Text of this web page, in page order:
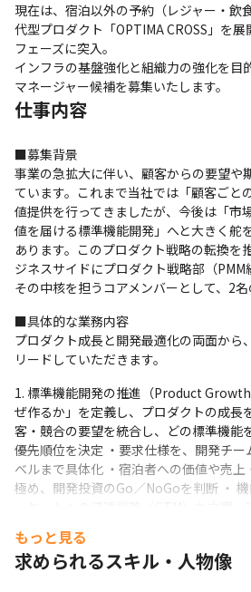
現在は、宿泊以外の予約（レジャー・飲
代型プロダクト「OPTIMA CROSS」を
フェーズに突入。
インフラの基盤強化と組織力の強化を目
マネージャー候補を募集いたします。
仕事内容
■募集背景
事業の急拡大に伴い、顧客からの要望や
ています。これまで当社では「顧客ごと
値提供を行ってきましたが、今後は「市
値を届ける標準機能開発」へと大きく舵
あります。このプロダクト戦略の転換を
ジネスサイドにプロダクト戦略部（PMM
その中核を担うコアメンバーとして、2名
■具体的な業務内容
プロダクト成長と開発最適化の両面から
リードしていただきます。
標準機能開発の推進（Product
ぜ作るか」を定義し、プロダクトの成長
客・競合の要望を統合し、どの標準機能
優先順位を決定 ・要求仕様を、開発チ
ベルまで具体化 ・宿泊者への価値や売
極め、開発投資のGo／NoGoを判断 ・
要領域 【「不要な開発」を削減し、開発
中させる】 ・セールス／CSからの個別要
もっと見る
求められるスキル・人物像